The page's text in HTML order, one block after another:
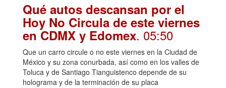
Qué autos descansan por el
Hoy No Circula de este viernes
en CDMX y Edomex. 05:50
Que un carro circule o no este viernes en la Ciudad de
México y su zona conurbada, así como en los valles de
Toluca y de Santiago Tianguistenco depende de su
holograma y de la terminación de su placa